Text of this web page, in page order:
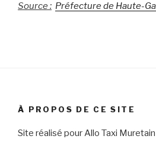
Source : Préfecture de Haute-
À PROPOS DE CE SITE
Site réalisé pour Allo Taxi